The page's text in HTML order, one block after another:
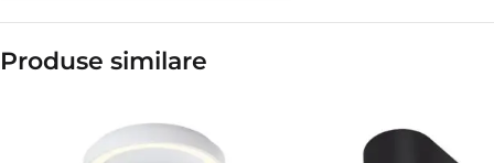
Produse similare​